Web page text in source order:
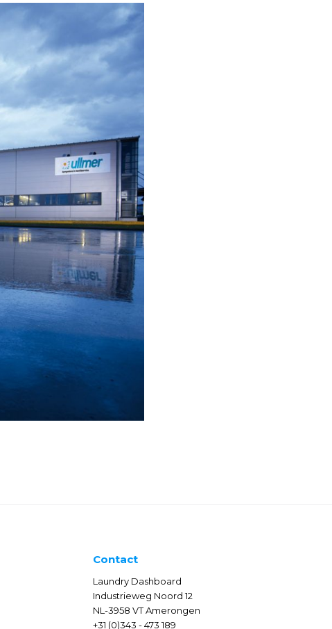
Contact
Laundry Dashboard
Industrieweg Noord 12
NL-3958 VT Amerongen
+31 (0)343 - 473 189